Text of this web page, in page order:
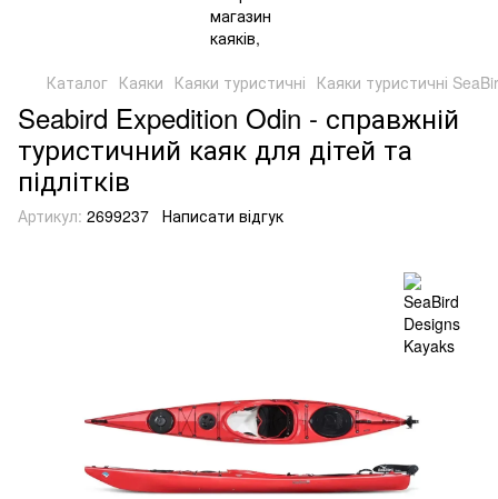
Каталог Каяки Каяки туристичні Каяки туристичні
Seabird Expedition Odin - справжній
туристичний каяк для дітей та
підлітків
Артикул: 2699237 Написати відгук